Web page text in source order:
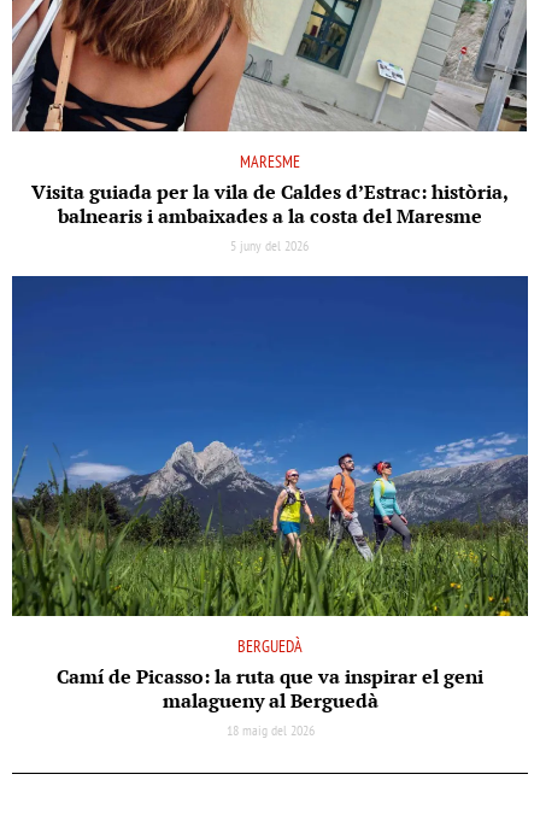
MARESME
Visita guiada per la vila de Caldes d’Estrac: història,
balnearis i ambaixades a la costa del Maresme
5 juny del 2026
BERGUEDÀ
Camí de Picasso: la ruta que va inspirar el geni
malagueny al Berguedà
18 maig del 2026